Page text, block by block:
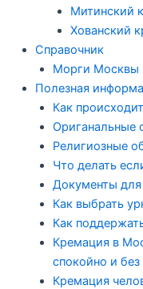
Митинский
Хованский
Справочник
Морги Москвы
Полезная
Как
Ориганальные
Религиозные
Что делать
Документы
Как выбрать
Как
Кремация в
спокойно и
Кремация